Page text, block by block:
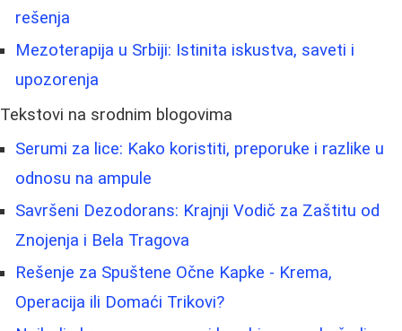
rešenja
Mezoterapija u Srbiji: Istinita iskustva, saveti i
upozorenja
Tekstovi na srodnim blogovima
Serumi za lice: Kako koristiti, preporuke i razlike u
odnosu na ampule
Savršeni Dezodorans: Krajnji Vodič za Zaštitu od
Znojenja i Bela Tragova
Rešenje za Spuštene Očne Kapke - Krema,
Operacija ili Domaći Trikovi?